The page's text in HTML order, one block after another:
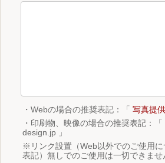
・Webの場合の推奨表記：「 写真提
・印刷物、映像の場合の推奨表記：
design.jp 」
※リンク設置（Web以外でのご使用に
表記）無しでのご使用は一切できませ